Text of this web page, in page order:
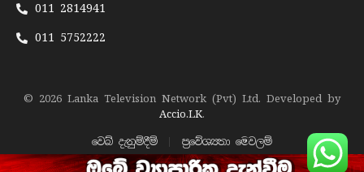
011 2814941
011 5752222
© 2026 Lanka Television Network (Pvt) Ltd. Developed by
Accio.LK.
වෙබ් දැනුම්දීම්
ප්‍රවේශ්‍යතා මෙවලම්